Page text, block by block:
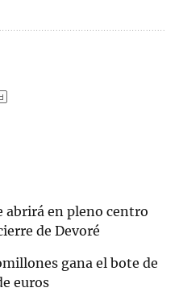
abrirá en pleno centro
de Devoré
gana el bote de
euros